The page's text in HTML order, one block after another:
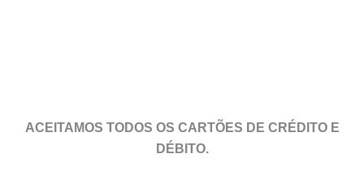
ACEITAMOS TODOS OS CARTÕES DE CRÉDITO E
DÉBITO.